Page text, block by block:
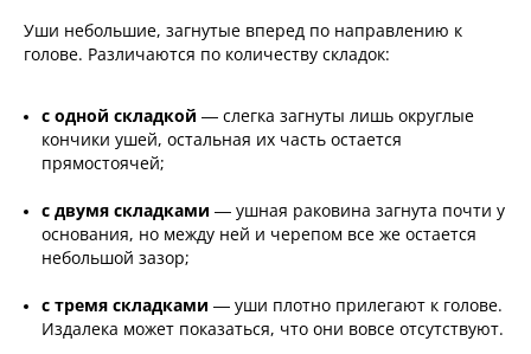
Уши небольшие, загнутые вперед по направлению к
голове. Различаются по количеству складок:
с одной складкой — слегка загнуты лишь округлые
кончики ушей, остальная их часть остается
прямостоячей;
с двумя складками — ушная раковина загнута почти у
основания, но между ней и черепом все же остается
небольшой зазор;
с тремя складками — уши плотно прилегают к голове.
Издалека может показаться, что они вовсе отсутствуют.